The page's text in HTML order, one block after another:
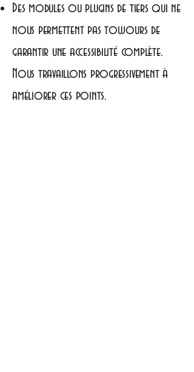
Des modules ou plugins de tiers qui ne
nous permettent pas toujours de
garantir une accessibilité complète.
Nous travaillons progressivement à
améliorer ces points.